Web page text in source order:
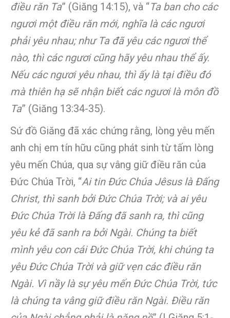
điều răn Ta” (Giăng 14:15), và “Ta ban cho các
ngươi một điều răn mới, nghĩa là các ngươi
phải yêu nhau; như Ta đã yêu các ngươi thể
nào, thì các ngươi cũng hãy yêu nhau thể ấy.
Nếu các ngươi yêu nhau, thì ấy là tại điều đó
mà thiên hạ sẽ nhận biết các ngươi là môn đồ
Ta” (Giăng 13:34-35).
Sứ đồ Giăng đã xác chứng rằng, lòng yêu mến
anh chị em tín hữu cũng phát sinh từ tấm lòng
yêu mến Chúa, qua sự vâng giữ điều răn của
Đức Chúa Trời, “Ai tin Đức Chúa Jêsus là Đấng
Christ, thì sanh bởi Đức Chúa Trời; và ai yêu
Đức Chúa Trời là Đấng đã sanh ra, thì cũng
yêu kẻ đã sanh ra bởi Ngài. Chúng ta biết
mình yêu con cái Đức Chúa Trời, khi chúng ta
yêu Đức Chúa Trời và giữ vẹn các điều răn
Ngài. Vì nầy là sự yêu mến Đức Chúa Trời, tức
là chúng ta vâng giữ điều răn Ngài. Điều răn